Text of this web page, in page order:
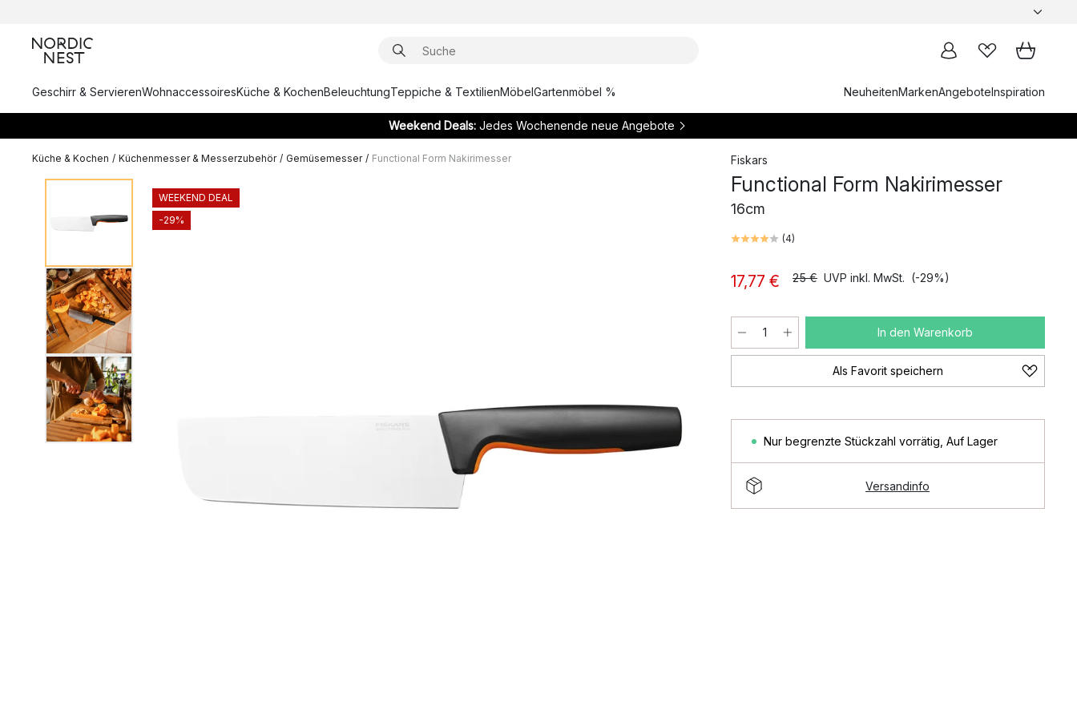
Geschirr & ServierenWohnaccessoiresKüche & KochenBeleuchtungTeppiche & TextilienMöbelGartenmöbel % NeuheitenMarkenAngeboteInspiration
Weekend Deals:Jedes Wochenende neue Angebote
Küche & Kochen / Küchenmesser & Messerzubehör / Gemüsemesser / Functional Form Nakirimesser
WEEKEND DEAL
-29%
Fiskars
Functional Form Nakirimesser
16cm
(4)
17,77 € 25 € UVP inkl. MwSt. (-29%)
In den Warenkorb
Als Favorit speichern
Nur begrenzte Stückzahl vorrätig Auf Lager
Versandinfo